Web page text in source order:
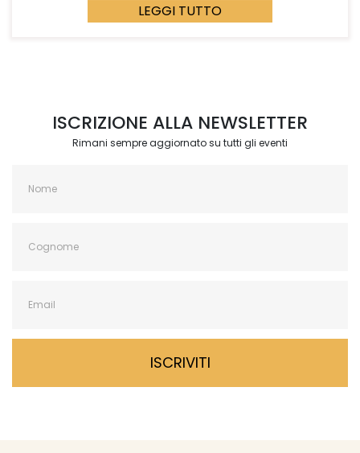
LEGGI TUTTO
ISCRIZIONE ALLA NEWSLETTER
Rimani sempre aggiornato su tutti gli eventi